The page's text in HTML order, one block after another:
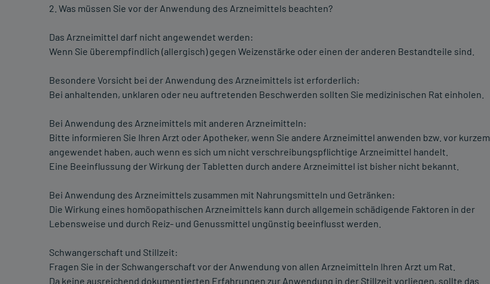
2. Was müssen Sie vor der Anwendung des Arzneimittels beachten?
Das Arzneimittel darf nicht angewendet werden:
Wenn Sie überempfindlich (allergisch) gegen Weizenstärke oder einen der anderen Bestandteile sind.
Besondere Vorsicht bei der Anwendung des Arzneimittels ist erforderlich:
Bei anhaltenden, unklaren oder neu auftretenden Beschwerden sollten Sie medizinischen Rat einholen.
Bei Anwendung des Arzneimittels mit anderen Arzneimitteln:
Bitte informieren Sie Ihren Arzt oder Apotheker, wenn Sie andere Arzneimittel anwenden bzw. vor kurzem
angewendet haben, auch wenn es sich um nicht verschreibungspflichtige Arzneimittel handelt.
Eine Beeinflussung der Wirkung der Tabletten durch andere Arzneimittel ist bisher nicht bekannt.
Bei Anwendung des Arzneimittels zusammen mit Nahrungsmitteln und Getränken:
Die Wirkung eines homöopathischen Arzneimittels kann durch allgemein schädigende Faktoren in der
Lebensweise und durch Reiz- und Genussmittel ungünstig beeinflusst werden.
Schwangerschaft und Stillzeit:
Fragen Sie in der Schwangerschaft vor der Anwendung von allen Arzneimitteln Ihren Arzt um Rat.
Da keine ausreichend dokumentierten Erfahrungen zur Anwendung in der Stillzeit vorliegen, sollte das